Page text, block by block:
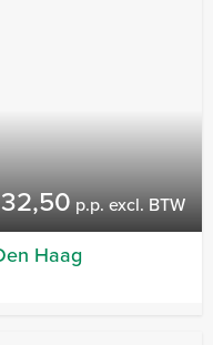
p.p. excl. BTW
Haag